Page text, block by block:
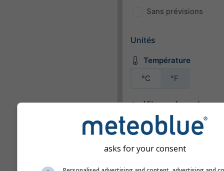
Sans prévisions
Unités
Température
°C
°F
Vitesse du vent
bft
km/h
asks for your consent